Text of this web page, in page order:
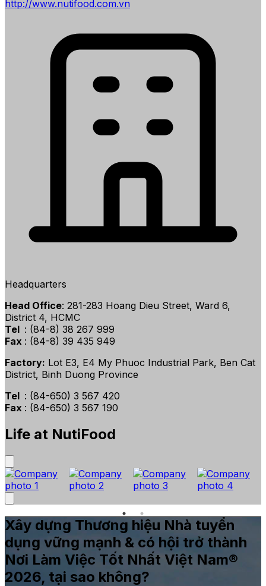
http://www.nutifood.com.vn
Headquarters
Head Office: 281-283 Hoang Dieu Street, Ward 6,
District 4, HCMC
Tel : (84-8) 38 267 999
Fax : (84-8) 39 435 949
Factory: Lot E3, E4 My Phuoc Industrial Park, Ben Cat
District, Binh Duong Province
Tel : (84-650) 3 567 420
Fax : (84-650) 3 567 190
Life at NutiFood
Xây dựng Thương hiệu Nhà tuyển
dụng vững mạnh & có hội trở thành
Nơi Làm Việc Tốt Nhất Việt Nam®
2026, tại sao không?